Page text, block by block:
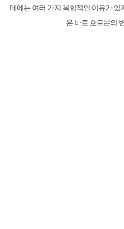
데에는 여러 가지 복합적인 이유가 있
은 바로 호르몬의